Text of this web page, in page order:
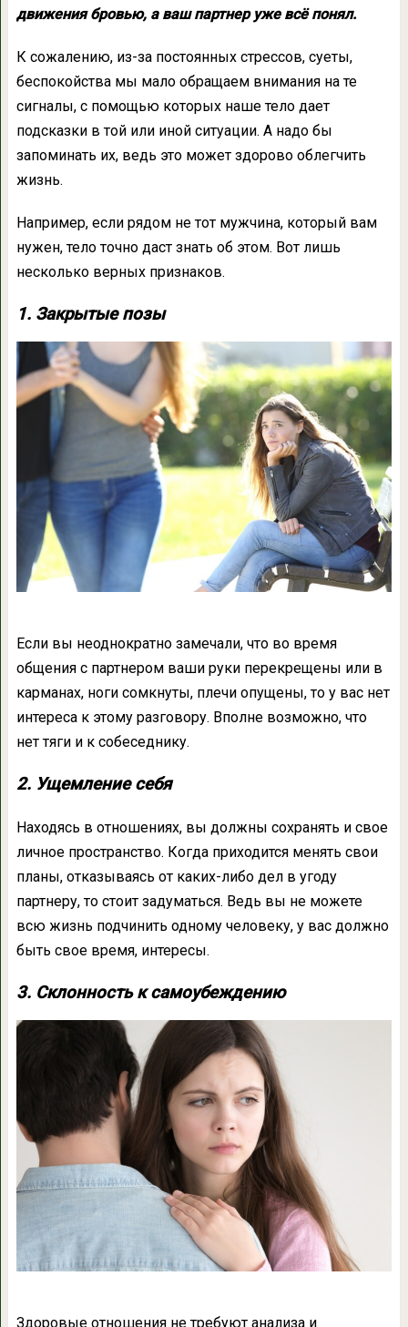
движения бровью, а ваш партнер уже всё понял.
К сожалению, из-за постоянных стрессов, суеты,
беспокойства мы мало обращаем внимания на те
сигналы, с помощью которых наше тело дает
подсказки в той или иной ситуации. А надо бы
запоминать их, ведь это может здорово облегчить
жизнь.
Например, если рядом не тот мужчина, который вам
нужен, тело точно даст знать об этом. Вот лишь
несколько верных признаков.
1. Закрытые позы
Если вы неоднократно замечали, что во время
общения с партнером ваши руки перекрещены или в
карманах, ноги сомкнуты, плечи опущены, то у вас нет
интереса к этому разговору. Вполне возможно, что
нет тяги и к собеседнику.
2. Ущемление себя
Находясь в отношениях, вы должны сохранять и свое
личное пространство. Когда приходится менять свои
планы, отказываясь от каких-либо дел в угоду
партнеру, то стоит задуматься. Ведь вы не можете
всю жизнь подчинить одному человеку, у вас должно
быть свое время, интересы.
3. Склонность к самоубеждению
Здоровые отношения не требуют анализа и